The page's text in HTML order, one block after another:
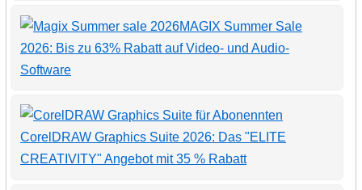
MAGIX Summer Sale
2026: Bis zu 63% Rabatt auf Video- und Audio-
Software
CorelDRAW Graphics Suite 2026: Das "ELITE
CREATIVITY" Angebot mit 35 % Rabatt